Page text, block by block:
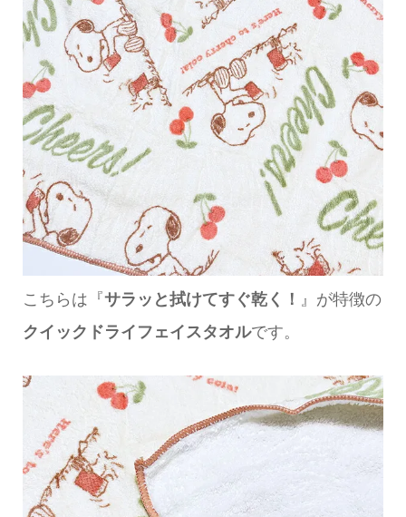
こちらは『サラッと拭けてすぐ乾く！ 』が特徴の
クイックドライフェイスタオルです。